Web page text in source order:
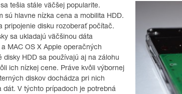
tešia stále väčšej popularite.
sú hlavne nízka cena a mobilita HDD.
pripojenie disku rozoberať počítač.
sa ukladajú väčšinou dáta
MAC OS X Apple operačných
disky HDD sa používajú aj na zálohu
ich nízkej cene. Práve kvôli výbornej
diskov dochádza pri nich
dát. V týchto prípadoch je potrebná